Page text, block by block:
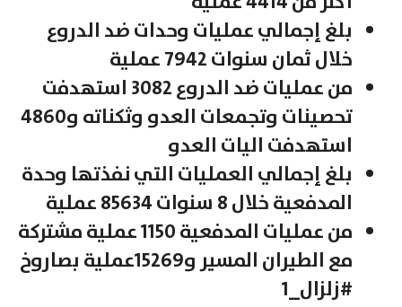
بلغ إجمالي عمليات وحدات ضد الدروع
خلال ثمان سنوات 7942 عملية
من عمليات ضد الدروع 3082 استهدفت
تحصينات وتجمعات العدو وثكناته و4860
استهدفت اليات العدو
بلغ إجمالي العمليات التي نفذتها وحدة
المدفعية خلال 8 سنوات 85634 عملية
من عمليات المدفعية 1150 عملية مشتركة
مع الطيران المسير و15269عملية بصاروخ
#زلزال_1